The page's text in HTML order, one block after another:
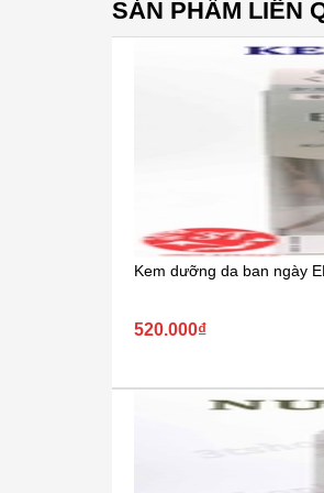
SẢN PHẨM LIÊN
Kem dưỡng da ban ngày
520.000₫